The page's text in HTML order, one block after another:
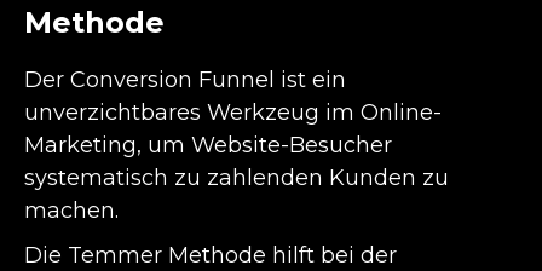
Methode
Der Conversion Funnel ist ein
unverzichtbares Werkzeug im Online-
Marketing, um Website-Besucher
systematisch zu zahlenden Kunden zu
machen.
Die Temmer Methode hilft bei der